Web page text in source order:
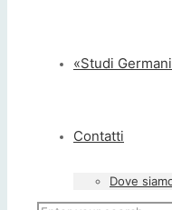
«Studi
Contatti
Dove